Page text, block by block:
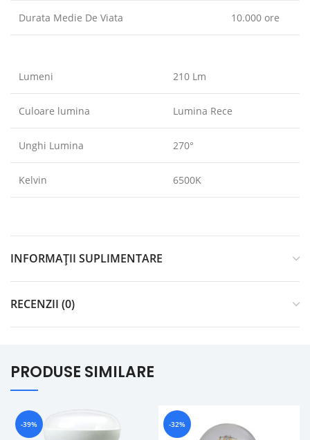
Durata Medie De Viata 10.000 ore
Lumeni 210 Lm
Culoare lumina Lumina Rece
Unghi Lumina 270°
Kelvin 6500K
INFORMAȚII SUPLIMENTARE
RECENZII (0)
PRODUSE SIMILARE
-39% -32%